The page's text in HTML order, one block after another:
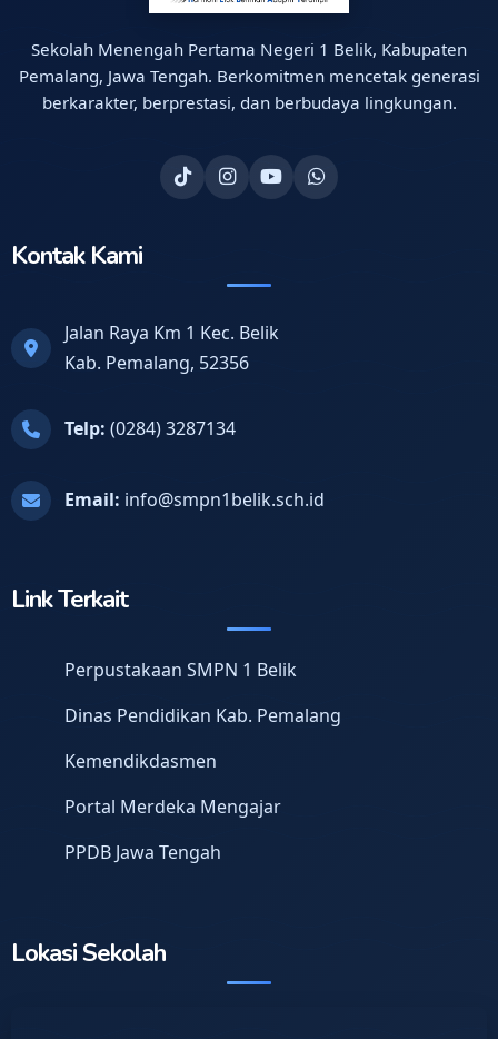
Sekolah Menengah Pertama Negeri 1 Belik, Kabupaten
Pemalang, Jawa Tengah. Berkomitmen mencetak generasi
berkarakter, berprestasi, dan berbudaya lingkungan.
Kontak Kami
Jalan Raya Km 1 Kec. Belik
Kab. Pemalang, 52356
Telp: (0284) 3287134
Email: info@smpn1belik.sch.id
Link Terkait
Perpustakaan SMPN 1 Belik
Dinas Pendidikan Kab. Pemalang
Kemendikdasmen
Portal Merdeka Mengajar
PPDB Jawa Tengah
Lokasi Sekolah